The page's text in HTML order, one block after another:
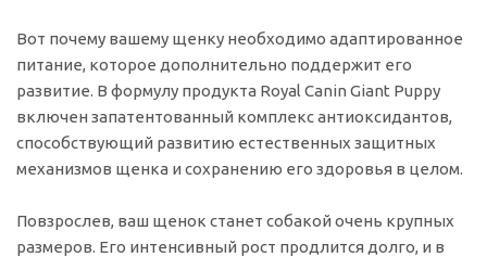
Вот почему вашему щенку необходимо адаптированное
питание, которое дополнительно поддержит его
развитие. В формулу продукта Royal Canin Giant Puppy
включен запатентованный комплекс антиоксидантов,
способствующий развитию естественных защитных
механизмов щенка и сохранению его здоровья в целом.
Повзрослев, ваш щенок станет собакой очень крупных
размеров. Его интенсивный рост продлится долго, и в